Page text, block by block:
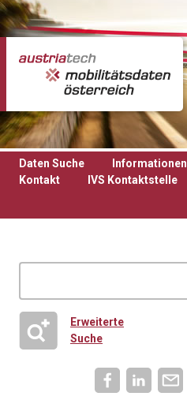
Direkt zum Inhalt
Daten Suche Informationen
Kontakt
IVS Kontaktstelle
Erweiterte
Suche